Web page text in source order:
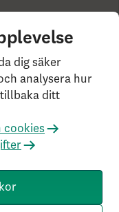
&
personuppgifter
106 55
dig säker
analysera hur
tillbaka ditt
cookies